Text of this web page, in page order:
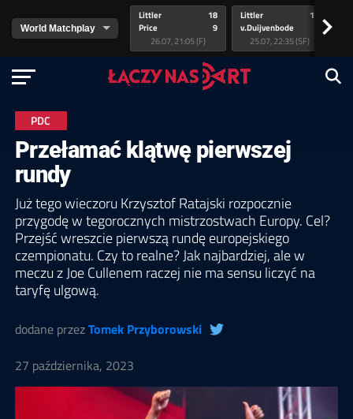
Littler
Price
18
9
26.07, 21:05 (F)
Littler
v.Duijvenbode
17
25.07, 22:35 (SF)
>
PDC
Przełamać klątwę pierwszej
rundy
Już tego wieczoru Krzysztof Ratajski rozpocznie
przygodę w tegorocznych mistrzostwach Europy. Cel?
Przejść wreszcie pierwszą rundę europejskiego
czempionatu. Czy to realne? Jak najbardziej, ale w
meczu z Joe Cullenem raczej nie ma sensu liczyć na
taryfę ulgową.
dodane przezTomek Przyborowski
27 października, 2023